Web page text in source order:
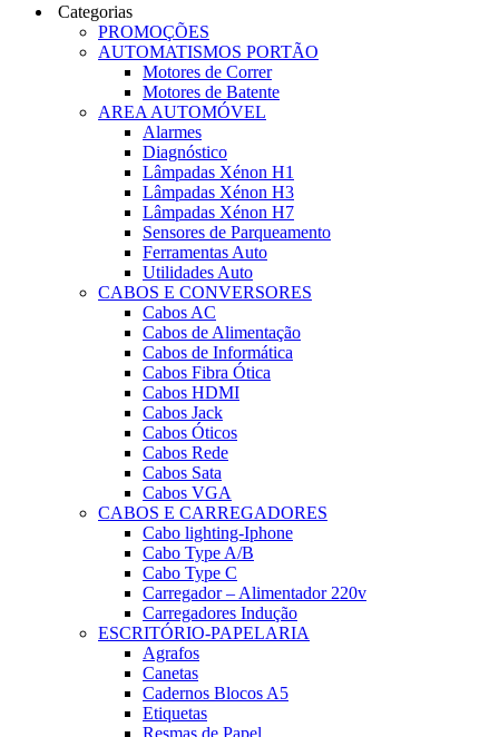
Categorias
PROMOÇÕES
AUTOMATISMOS PORTÃO
Motores de Correr
Motores de Batente
AREA AUTOMÓVEL
Alarmes
Diagnóstico
Lâmpadas Xénon H1
Lâmpadas Xénon H3
Lâmpadas Xénon H7
Sensores de Parqueamento
Ferramentas Auto
Utilidades Auto
CABOS E CONVERSORES
Cabos AC
Cabos de Alimentação
Cabos de Informática
Cabos Fibra Ótica
Cabos HDMI
Cabos Jack
Cabos Óticos
Cabos Rede
Cabos Sata
Cabos VGA
CABOS E CARREGADORES
Cabo lighting-Iphone
Cabo Type A/B
Cabo Type C
Carregador – Alimentador 220v
Carregadores Indução
ESCRITÓRIO-PAPELARIA
Agrafos
Canetas
Cadernos Blocos A5
Etiquetas
Resmas de Papel